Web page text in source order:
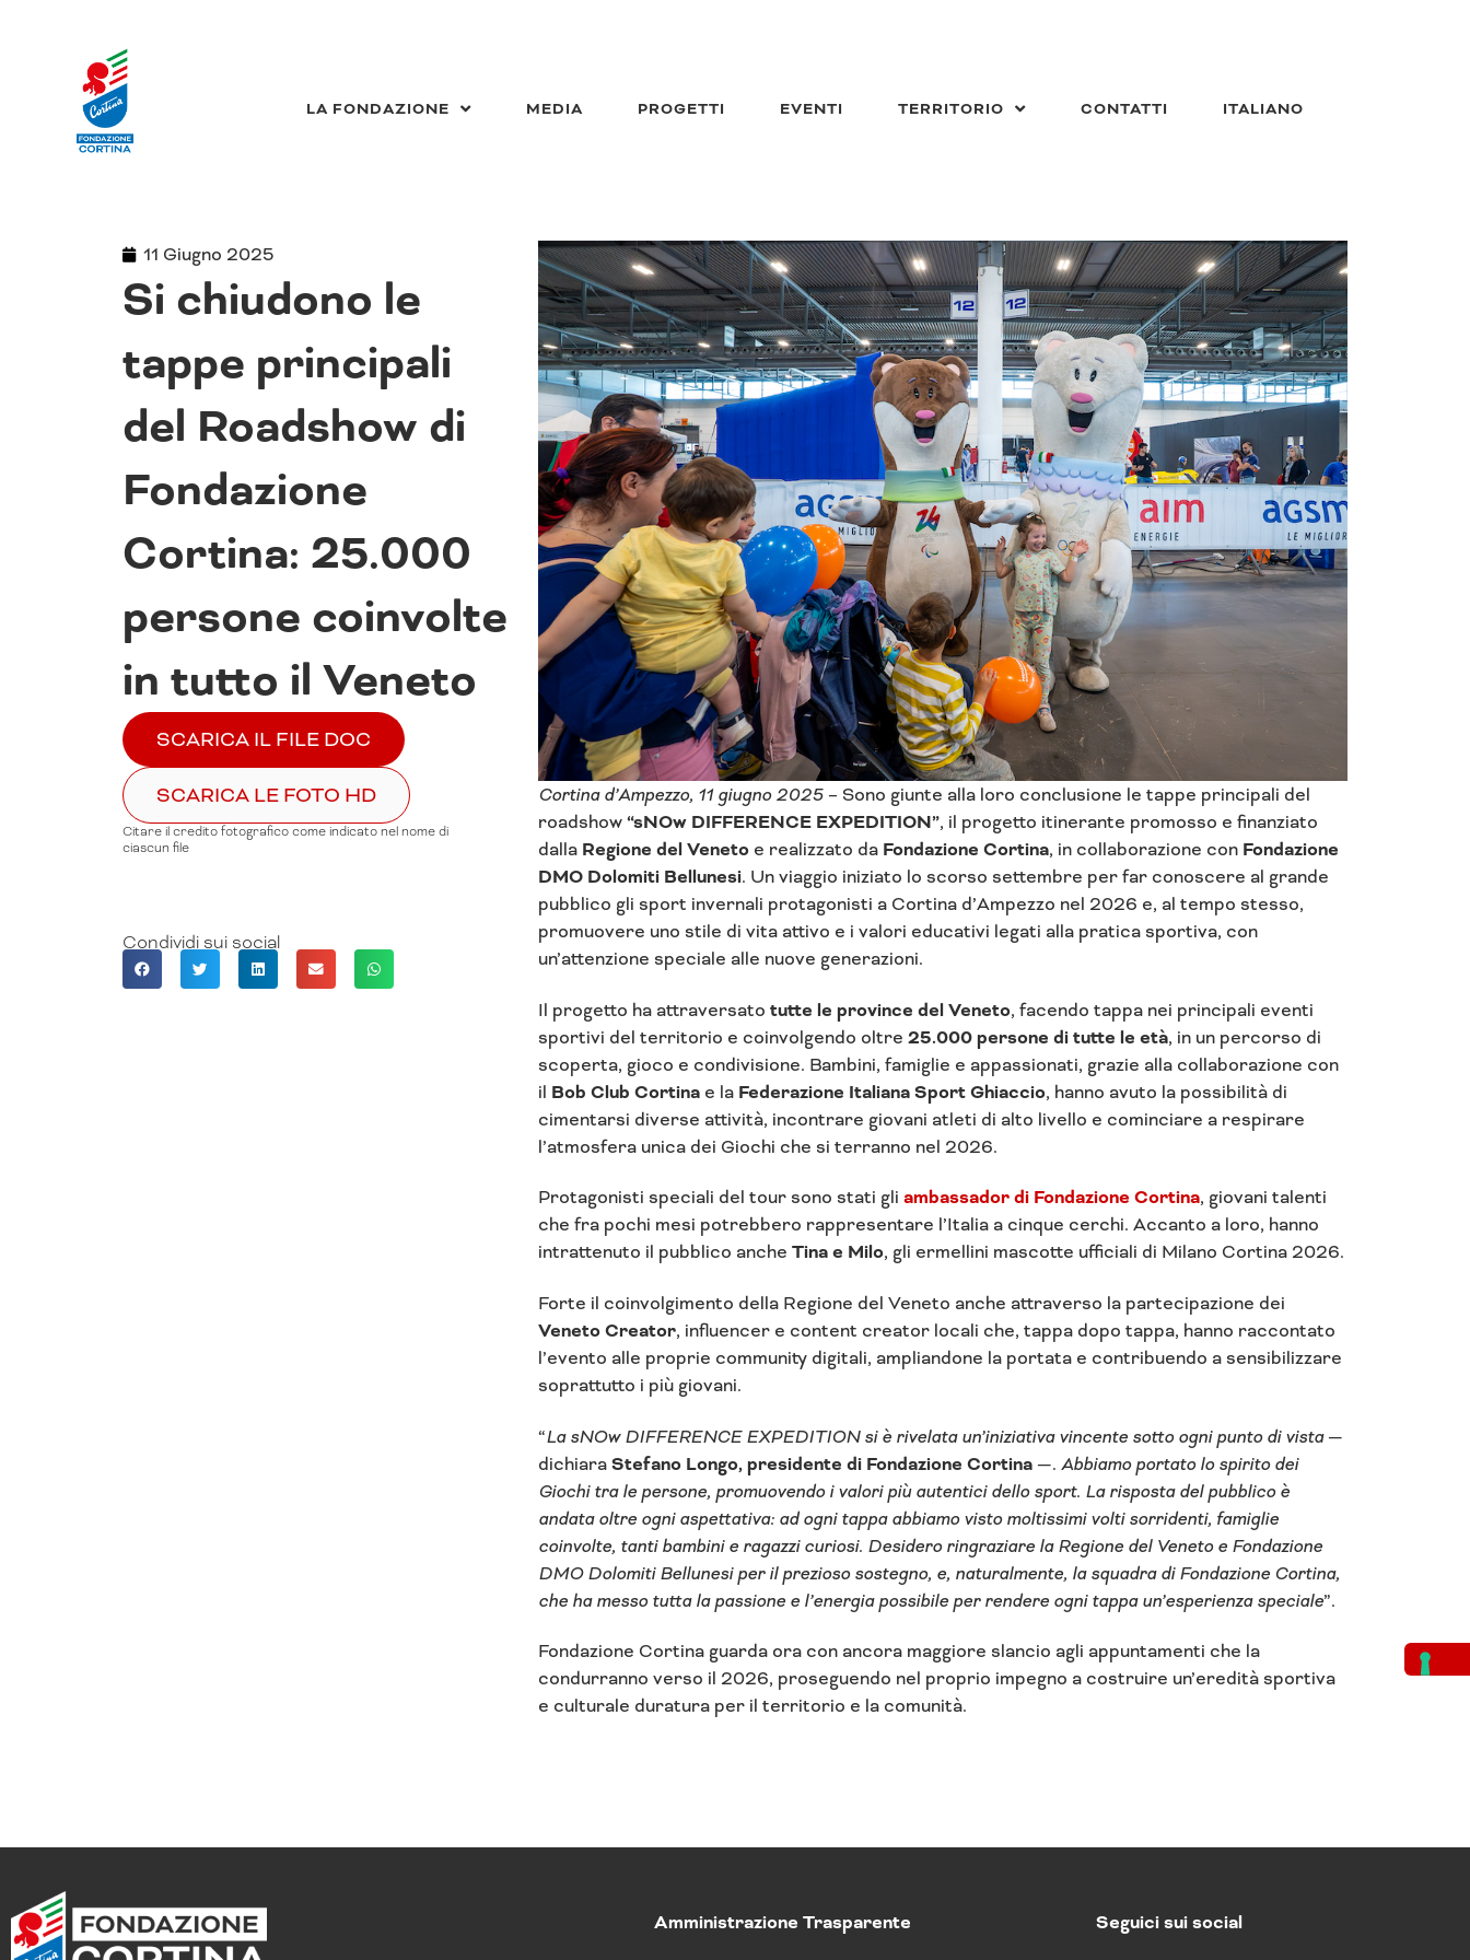
contenuto
LA FONDAZIONE MEDIA PROGETTI EVENTI TERRITORIO CONTATTI ITALIANO
11 Giugno 2025
Si chiudono le
tappe principali
del Roadshow di
Fondazione
Cortina: 25.000
persone coinvolte
in tutto il Veneto
SCARICA IL FILE DOC
SCARICA LE FOTO HD
Citare il credito fotografico come indicato nel nome di
ciascun file
Condividi sui social
Cortina d’Ampezzo, 11 giugno 2025 – Sono giunte alla loro conclusione le tappe principali del
roadshow“sNOw DIFFERENCE EXPEDITION”, il progetto itinerante promosso e finanziato
dalla Regione del Venetoe realizzato da Fondazione Cortina, in collaborazione con Fondazione
DMO Dolomiti Bellunesi. Un viaggio iniziato lo scorso settembre per far conoscere al grande
pubblico gli sport invernali protagonisti a Cortina d’Ampezzo nel 2026 e, al tempo stesso,
promuovere uno stile di vita attivo e i valori educativi legati alla pratica sportiva, con
un’attenzione speciale alle nuove generazioni.
Il progetto ha attraversato tutte le province del Veneto, facendo tappa nei principali eventi
sportivi del territorio e coinvolgendo oltre 25.000 persone di tutte le età, in un percorso di
scoperta, gioco e condivisione. Bambini, famiglie e appassionati, grazie alla collaborazione con
il Bob Club Cortinae la Federazione Italiana Sport Ghiaccio, hanno avuto la possibilità di
cimentarsi diverse attività, incontrare giovani atleti di alto livello e cominciare a respirare
l’atmosfera unica dei Giochi che si terranno nel 2026.
Protagonisti speciali del tour sono stati gli ambassador di Fondazione Cortina, giovani talenti
che fra pochi mesi potrebbero rappresentare l’Italia a cinque cerchi. Accanto a loro, hanno
intrattenuto il pubblico anche Tina e Milo, gli ermellini mascotte ufficiali di Milano Cortina 2026.
Forte il coinvolgimento della Regione del Veneto anche attraverso la partecipazione dei
Veneto Creator, influencer e content creator locali che, tappa dopo tappa, hanno raccontato
l’evento alle proprie community digitali, ampliandone la portata e contribuendo a sensibilizzare
soprattutto i più giovani.
“La sNOw DIFFERENCE EXPEDITION si è rivelata un’iniziativa vincente sotto ogni punto di vista—
dichiaraStefano Longo, presidente di Fondazione Cortina—. Abbiamo portato lo spirito dei
Giochi tra le persone, promuovendo i valori più autentici dello sport. La risposta del pubblico è
andata oltre ogni aspettativa: ad ogni tappa abbiamo visto moltissimi volti sorridenti, famiglie
coinvolte, tanti bambini e ragazzi curiosi. Desidero ringraziare la Regione del Veneto e Fondazione
DMO Dolomiti Bellunesi per il prezioso sostegno, e, naturalmente, la squadra di Fondazione Cortina,
che ha messo tutta la passione e l’energia possibile per rendere ogni tappa un’esperienza speciale”.
Fondazione Cortina guarda ora con ancora maggiore slancio agli appuntamenti che la
condurranno verso il 2026, proseguendo nel proprio impegno a costruire un’eredità sportiva
e culturale duratura per il territorio e la comunità.
Amministrazione Trasparente Seguici sui social